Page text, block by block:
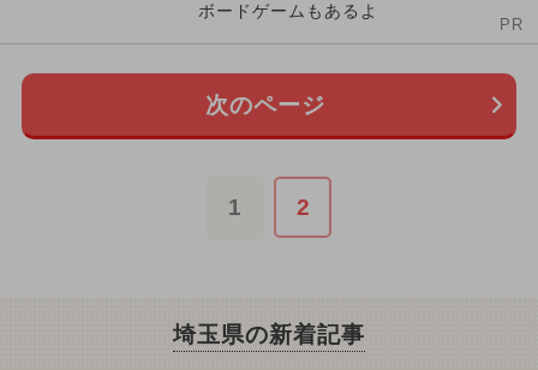
ボードゲームもあるよ
PR
次のページ
1 2
埼玉県の新着記事